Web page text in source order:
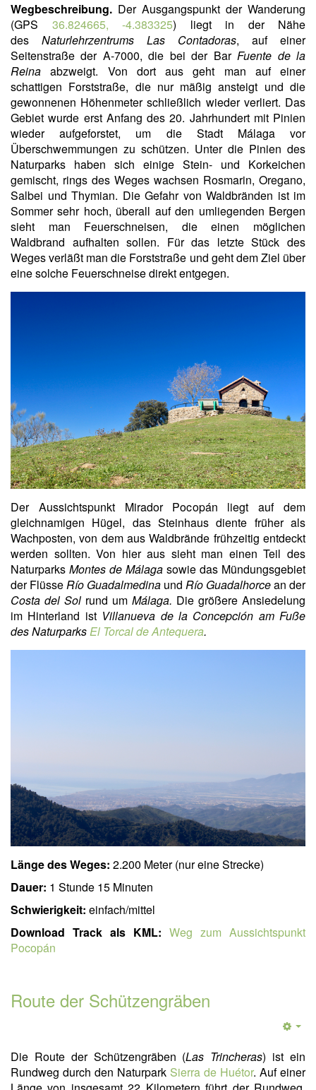
Wegbeschreibung. Der Ausgangspunkt der Wanderung
(GPS 36.824665, -4.383325) liegt in der Nähe
des Naturlehrzentrums Las Contadoras, auf einer
Seitenstraße der A-7000, die bei der BarFuente de la
Reina abzweigt. Von dort aus geht man auf einer
schattigen Forststraße, die nur mäßig ansteigt und die
gewonnenen Höhenmeter schließlich wieder verliert. Das
Gebiet wurde erst Anfang des 20. Jahrhundert mit Pinien
wieder aufgeforstet, um die Stadt Málaga vor
Überschwemmungen zu schützen. Unter die Pinien des
Naturparks haben sich einige Stein- und Korkeichen
gemischt, rings des Weges wachsen Rosmarin, Oregano,
Salbei und Thymian. Die Gefahr von Waldbränden ist im
Sommer sehr hoch, überall auf den umliegenden Bergen
sieht man Feuerschneisen, die einen möglichen
Waldbrand aufhalten sollen. Für das letzte Stück des
Weges verläßt man die Forststraße und geht dem Ziel über
eine solche Feuerschneise direkt entgegen.
Der Aussichtspunkt Mirador Pocopán liegt auf dem
gleichnamigen Hügel, das Steinhaus diente früher als
Wachposten, von dem aus Waldbrände frühzeitig entdeckt
werden sollten. Von hier aus sieht man einen Teil des
Naturparks Montes de Málaga sowie das Mündungsgebiet
der FlüsseRío Guadalmedina und Río Guadalhorcean der
Costa del Sol rund um Málaga. Die größere Ansiedelung
im Hinterland ist Villanueva de la Concepción am Fuße
des NaturparksEl Torcal de Antequera.
Länge des Weges: 2.200 Meter (nur eine Strecke)
Dauer: 1 Stunde 15 Minuten
Schwierigkeit: einfach/mittel
Download Track als KML: Weg zum Aussichtspunkt
Pocopán
Route der Schützengräben
Die Route der Schützengräben (Las Trincheras) ist ein
Rundweg durch den Naturpark Sierra de Huétor. Auf einer